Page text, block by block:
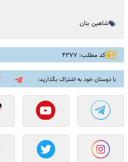
شاهین بنان
کد مطلب: ۴۳۷۷
با دوستان خود به اشتراک بگذارید: